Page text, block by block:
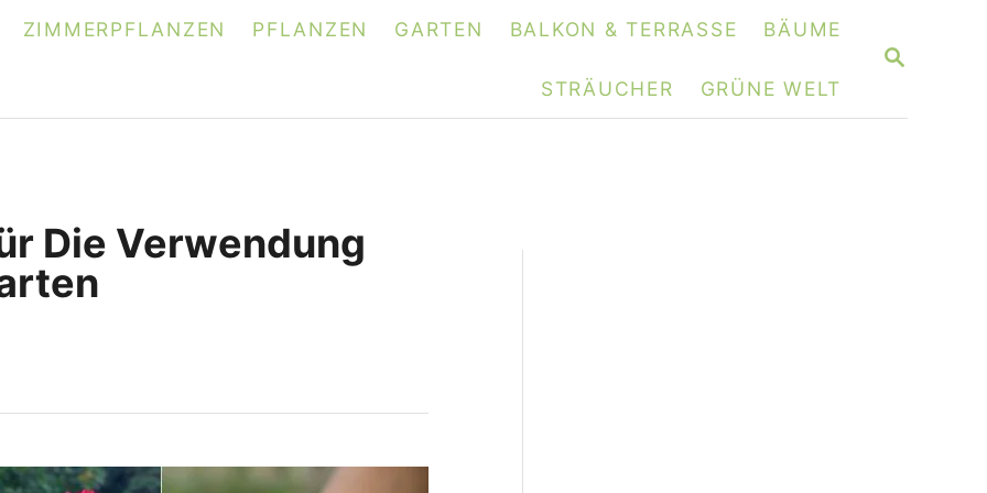
S
R
ZIMMERPFLANZEN PFLANZEN GARTEN BALKON & TERRASSE BÄUME
STRÄUCHER GRÜNE WELT
Die Verwendung